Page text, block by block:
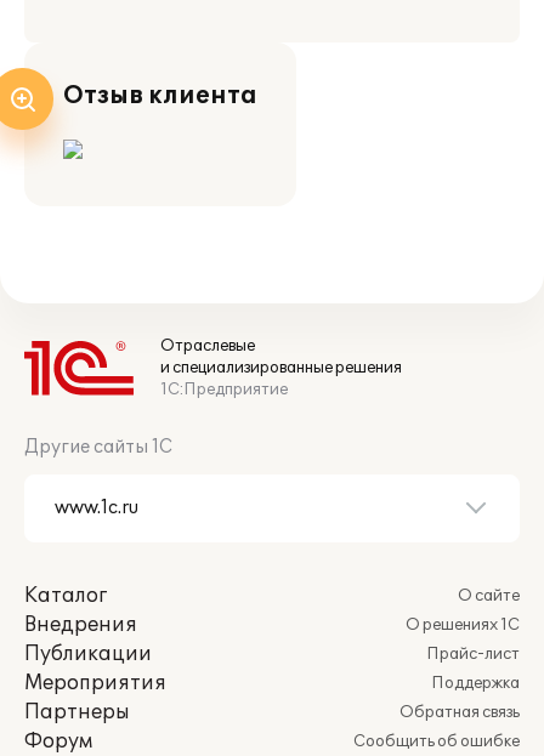
Отзыв клиента
Отраслевые
и специализированные решения
1С:Предприятие
Другие сайты 1С
Каталог
Внедрения
Публикации
Мероприятия
Партнеры
Форум
О сайте
О решениях 1С
Прайс-лист
Поддержка
Обратная связь
Сообщить об ошибке